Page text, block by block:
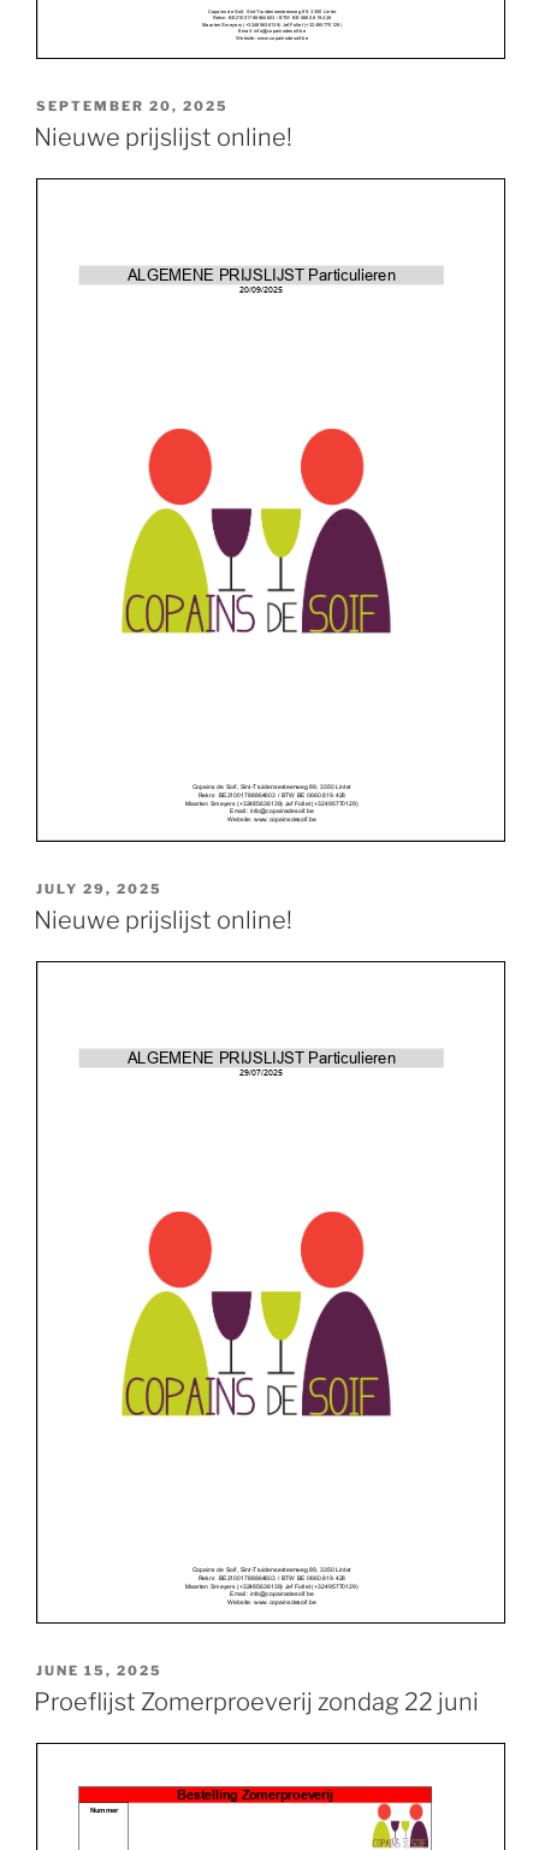
POSTED
ON
SEPTEMBER 20, 2025
Nieuwe prijslijst online!
POSTED
ON
JULY 29, 2025
Nieuwe prijslijst online!
POSTED
ON
JUNE 15, 2025
Proeflijst Zomerproeverij zondag 22 juni